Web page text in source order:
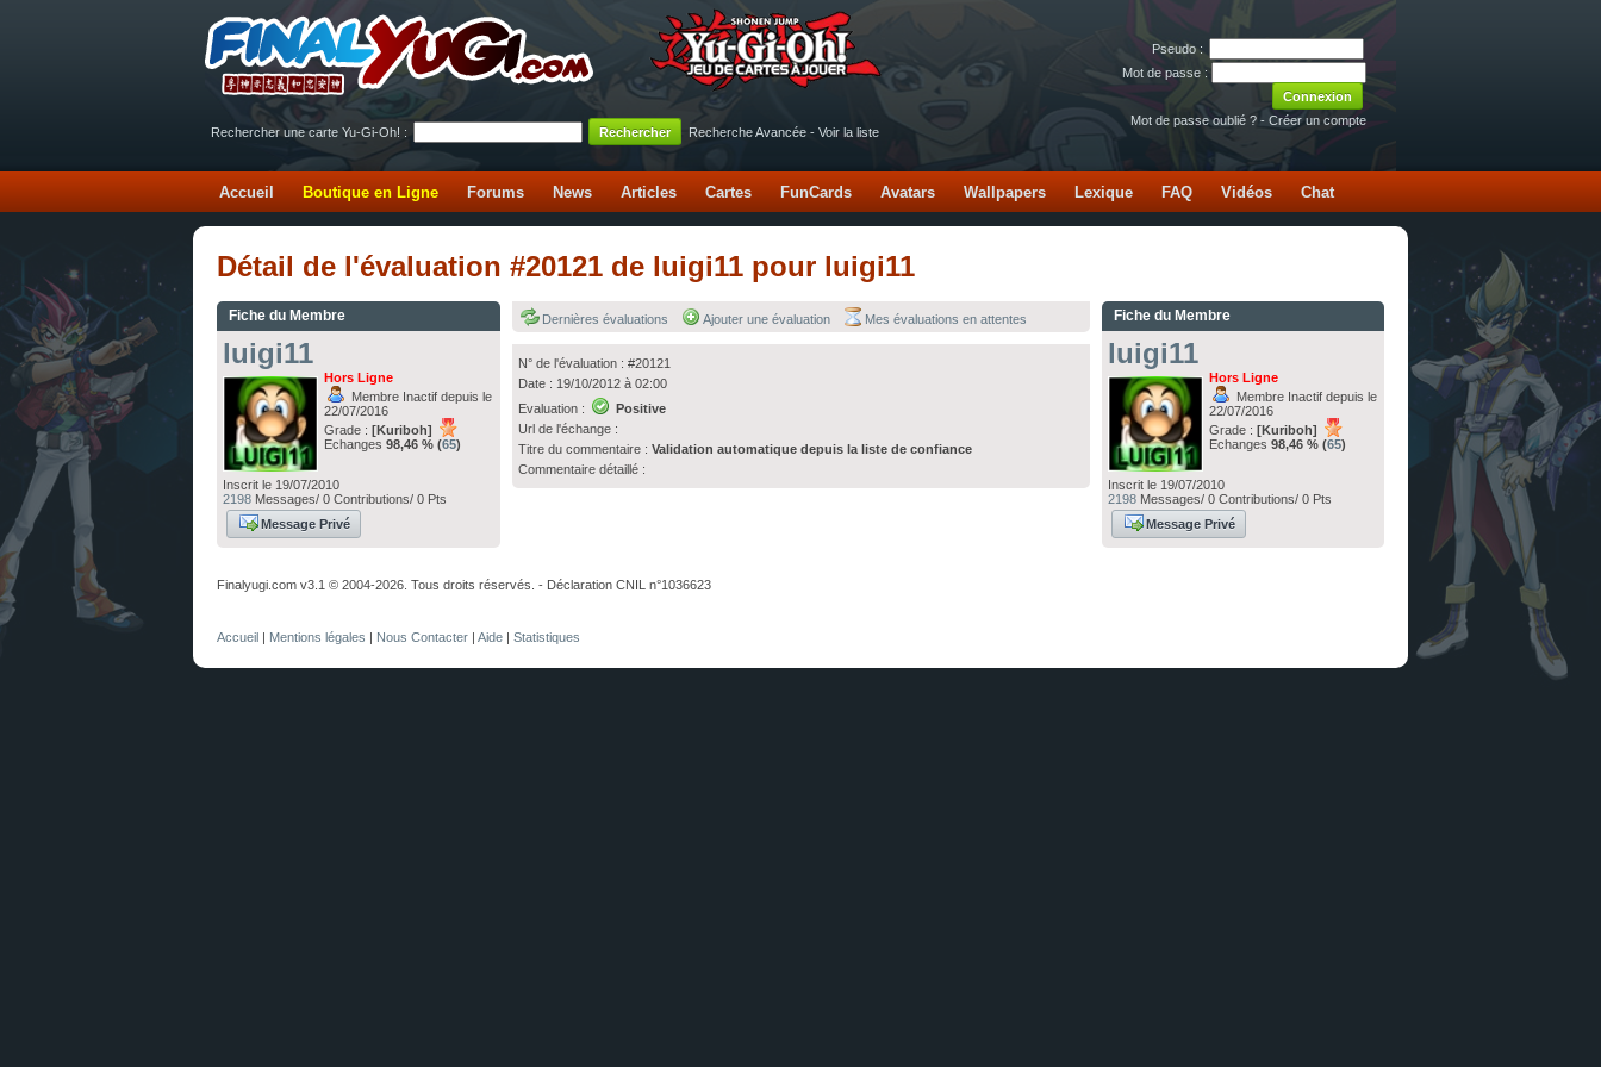
Pseudo :
Mot de passe :
Mot de passe oublié ? - Créer un compte
Rechercher une carte Yu-Gi-Oh! :
Recherche Avancée - Voir la liste
Accueil Boutique en Ligne Forums News Articles Cartes FunCards Avatars Wallpapers Lexique FAQ Vidéos Chat
Détail de l'évaluation #20121 de luigi11 pour luigi11
Fiche du Membre
luigi11
Hors Ligne
Membre Inactif depuis le
22/07/2016
Grade : [Kuriboh]
Echanges 98,46 % (65)
Inscrit le 19/07/2010
2198 Messages/ 0 Contributions/ 0 Pts
Message Privé
Dernières évaluations Ajouter une évaluation Mes évaluations en attentes
N° de l'évaluation : #20121
Date : 19/10/2012 à 02:00
Evaluation :
Positive
Url de l'échange :
Titre du commentaire : Validation automatique depuis la liste de confiance
Commentaire détaillé :
Fiche du Membre
luigi11
Hors Ligne
Membre Inactif depuis le
22/07/2016
Grade : [Kuriboh]
Echanges 98,46 % (65)
Inscrit le 19/07/2010
2198Messages/ 0 Contributions/ 0 Pts
Message Privé
Finalyugi.com v3.1 © 2004-2026. Tous droits réservés. - Déclaration CNIL n°1036623
Accueil | Mentions légales | Nous Contacter | Aide | Statistiques